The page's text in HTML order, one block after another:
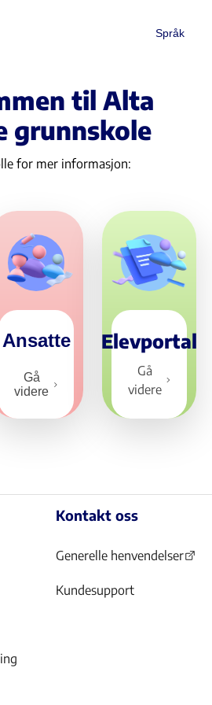
Språk
til Alta
grunnskole
for mer informasjon:
Ansatte
Gå
videre
Elevportal
Gå
videre
Kontakt oss
Generelle henvendelser
(Åpnes
iKundesupport